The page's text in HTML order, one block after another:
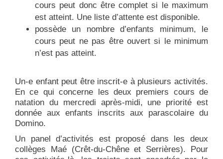
cours peut donc être complet si le maximum
est atteint. Une liste d’attente est disponible.
possède un nombre d’enfants minimum, le
cours peut ne pas être ouvert si le minimum
n’est pas atteint.
Un-e enfant peut être inscrit-e à plusieurs activités.
En ce qui concerne les deux premiers cours de
natation du mercredi après-midi, une priorité est
donnée aux enfants inscrits aux parascolaire du
Domino.
Un panel d’activités est proposé dans les deux
collèges Maé (Crêt-du-Chêne et Serrières). Pour